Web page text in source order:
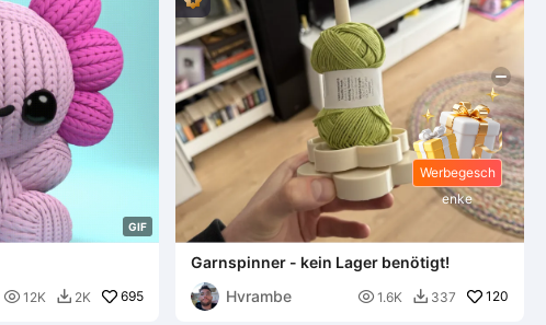
GIF
 12K  2K 695
Garnspinner - kein Lager benötigt!
Hvrambe
 1.6K  337 120
Werbegesch
enke